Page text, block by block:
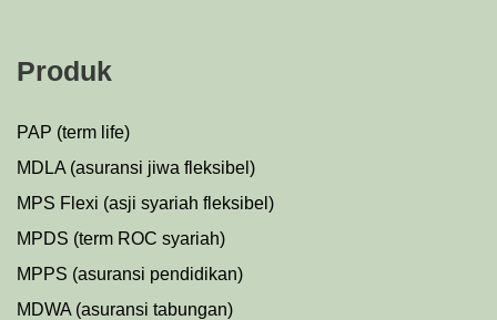
Produk
PAP (term life)
MDLA (asuransi jiwa fleksibel)
MPS Flexi (asji syariah fleksibel)
MPDS (term ROC syariah)
MPPS (asuransi pendidikan)
MDWA (asuransi tabungan)